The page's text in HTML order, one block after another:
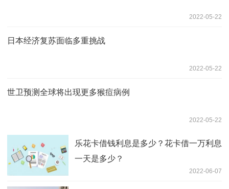
2022-05-22
日本经济复苏面临多重挑战
2022-05-22
世卫预测全球将出现更多猴痘病例
2022-05-22
乐花卡借钱利息是多少？花卡借一万利息
一天是多少？
2022-06-07